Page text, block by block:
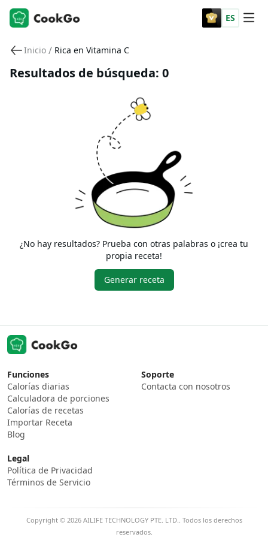
ES
Inicio / Rica en Vitamina C
Resultados de búsqueda: 0
¿No hay resultados? Prueba con otras palabras o ¡crea tu
propia receta!
Generar receta
Funciones
Calorías diarias
Calculadora de porciones
Calorías de recetas
Importar Receta
Blog
Soporte
Contacta con nosotros
Legal
Política de Privacidad
Términos de Servicio
Copyright © 2026 AILIFE TECHNOLOGY PTE. LTD.. Todos los derechos
reservados.